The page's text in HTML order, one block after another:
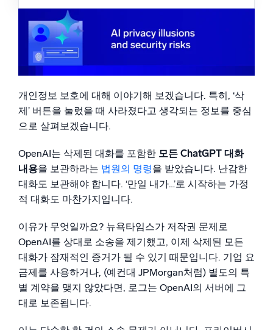
AI/ML 기반
독자 알고리즘, 머신러닝 및 생성형 AI
지능형 보안 운영
위협을 더 빠르게 발견하고 더 똑똑하게 대응
보안을 위한 로그
동적 가시성
모니터링 및 문제 해결
강력한 통합
‘제로 보존’ 신화
왜 이것이 보안 악몽인가
AI가 법의 영역과 만날 때 벌어지는 일
무엇을 해야 하는가
개인정보 보호에 대해 이야기해 보겠습니다. 특히, ‘삭
제’ 버튼을 눌렀을 때 사라졌다고 생각되는 정보를 중심
으로 살펴보겠습니다.
OpenAI는 삭제된 대화를 포함한 모든 ChatGPT 대화
내용을 보관하라는 법원의 명령을 받았습니다. 난감한
대화도 보관해야 합니다. ‘만일 내가…’로 시작하는 가정
적 대화도 마찬가지입니다.
이유가 무엇일까요? 뉴욕타임스가 저작권 문제로
OpenAI를 상대로 소송을 제기했고, 이제 삭제된 모든
대화가 잠재적인 증거가 될 수 있기 때문입니다. 기업 요
금제를 사용하거나, (예컨대 JPMorgan처럼) 별도의 특
별 계약을 맺지 않았다면, 로그는 OpenAI의 서버에 그
대로 보존됩니다.